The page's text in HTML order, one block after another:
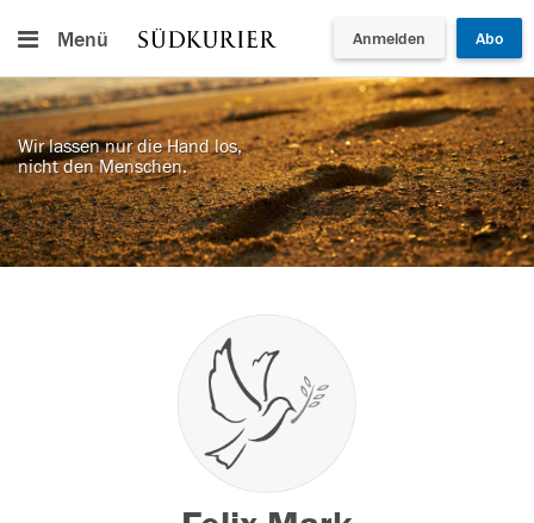
Menü Anmelden Abo
Wir lassen nur die Hand los,
nicht den Menschen.